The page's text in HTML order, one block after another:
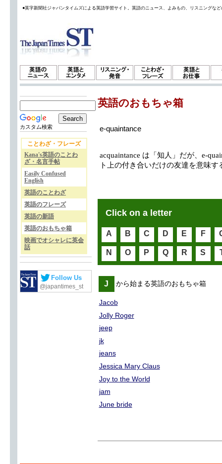
●英字新聞社ジャパンタイムズによる英語学習サイト。英語のニュース、よみもの、リスニングな
カスタム検索
ことわざ・フレーズ
Kana's英語のことわ
ざ・名言手帖
Easily Confused
English
英語のことわざ
英語のフレーズ
英語の新語
英語のおもちゃ箱
映画でオシャレに英会
話
Follow Us
@japantimes_st
英語のおもちゃ箱
e-quaintance
acquaintance は「知人」だが、e-
ト上の付き合いだけの友達を意味す
Click on a letter
A B C D E F
N O P Q R S
J から始まる英語のおもちゃ箱
Jacob
Jolly Roger
jeep
jk
jeans
Jessica Mary Claus
Joy to the World
jam
June bride